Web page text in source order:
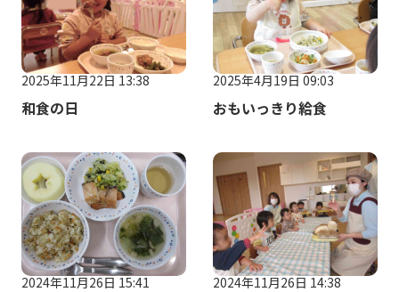
2025年11月22日 13:38
和食の日
2025年4月19日 09:03
おもいっきり給食
2024年11月26日 15:41 2024年11月26日 14:38